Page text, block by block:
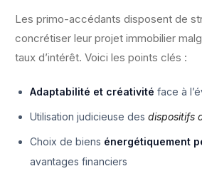
Les primo-accédants disposent de
concrétiser leur projet immobilier
taux d’intérêt. Voici les points clés :
Adaptabilité et créativité face à
Utilisation judicieuse des dispositifs
Choix de biens énergétiquement
avantages financiers